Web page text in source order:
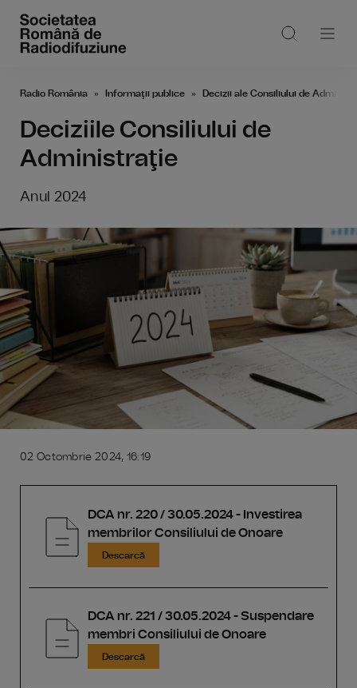
Radio România Informaţii publice Decizii ale Consiliului de
Deciziile Consiliului de
Administraţie
Anul 2024
02 Octombrie 2024, 16:19
DCA nr. 220 / 30.05.2024 - Investirea
membrilor Consiliului de Onoare
Descarcă
DCA nr. 221 / 30.05.2024 - Suspendare
membri Consiliului de Onoare
Descarcă